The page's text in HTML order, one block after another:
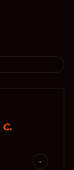
C.
→